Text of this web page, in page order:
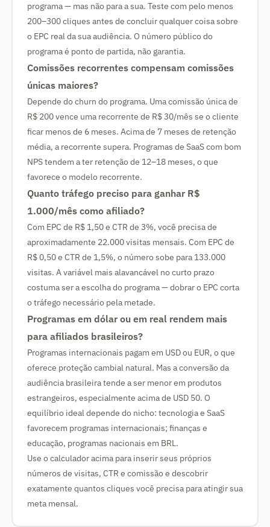
programa — mas não para a sua. Teste com pelo menos
200–300 cliques antes de concluir qualquer coisa sobre
o EPC real da sua audiência. O número público do
programa é ponto de partida, não garantia.
Comissões recorrentes compensam comissões
únicas maiores?
Depende do churn do programa. Uma comissão única de
R$ 200 vence uma recorrente de R$ 30/mês se o cliente
ficar menos de 6 meses. Acima de 7 meses de retenção
média, a recorrente supera. Programas de SaaS com bom
NPS tendem a ter retenção de 12–18 meses, o que
favorece o modelo recorrente.
Quanto tráfego preciso para ganhar R$
1.000/mês como afiliado?
Com EPC de R$ 1,50 e CTR de 3%, você precisa de
aproximadamente 22.000 visitas mensais. Com EPC de
R$ 0,50 e CTR de 1,5%, o número sobe para 133.000
visitas. A variável mais alavancável no curto prazo
costuma ser a escolha do programa — dobrar o EPC corta
o tráfego necessário pela metade.
Programas em dólar ou em real rendem mais
para afiliados brasileiros?
Programas internacionais pagam em USD ou EUR, o que
oferece proteção cambial natural. Mas a conversão da
audiência brasileira tende a ser menor em produtos
estrangeiros, especialmente acima de USD 50. O
equilíbrio ideal depende do nicho: tecnologia e SaaS
favorecem programas internacionais; finanças e
educação, programas nacionais em BRL.
Use o calculador acima para inserir seus próprios
números de visitas, CTR e comissão e descobrir
exatamente quantos cliques você precisa para atingir sua
meta mensal.